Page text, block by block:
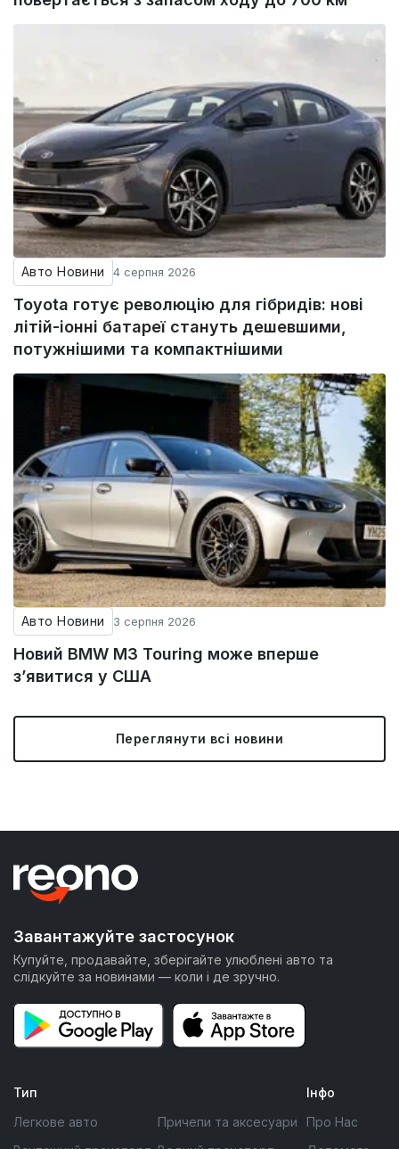
Авто Новини 4 серпня 2026
Toyota готує революцію для гібридів: нові
літій-іонні батареї стануть дешевшими,
потужнішими та компактнішими
Авто Новини 3 серпня 2026
Новий BMW M3 Touring може вперше
з’явитися у США
Переглянути всі новини
Завантажуйте застосунок
Купуйте, продавайте, зберігайте улюблені авто та
слідкуйте за новинами — коли і де зручно.
Тип
Легкове авто
Причепи та аксесуари
Інфо
Про Нас